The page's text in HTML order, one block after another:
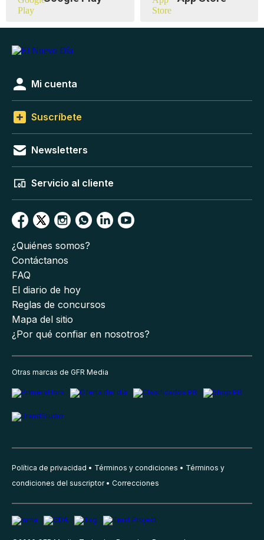
Mi cuenta
Suscríbete
Newsletters
Servicio al cliente
¿Quiénes somos?
Contáctanos
FAQ
El diario de hoy
Reglas de concursos
Mapa del sitio
¿Por qué confiar en nosotros?
Otras marcas de GFR Media
Política de privacidad Términos y condiciones
Términos y
condiciones del suscriptor
Correcciones